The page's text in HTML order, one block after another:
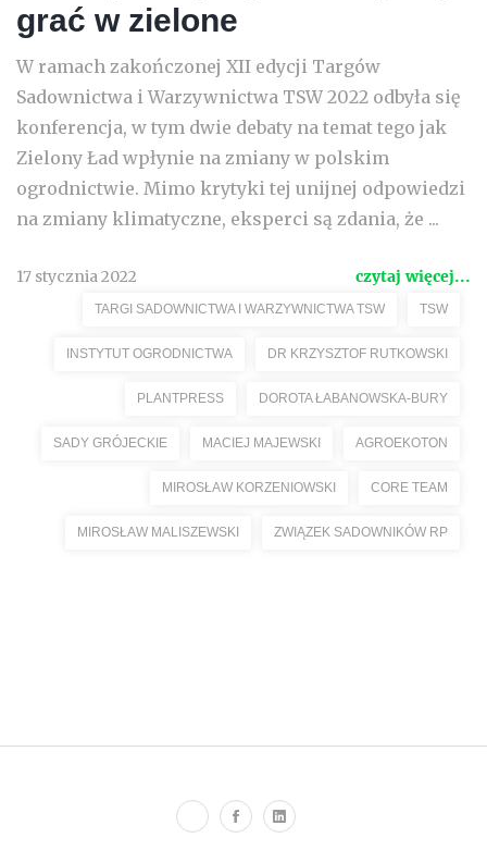
grać w zielone
W ramach zakończonej XII edycji Targów
Sadownictwa i Warzywnictwa TSW 2022 odbyła się
konferencja, w tym dwie debaty na temat tego jak
Zielony Ład wpłynie na zmiany w polskim
ogrodnictwie. Mimo krytyki tej unijnej odpowiedzi
na zmiany klimatyczne, eksperci są zdania, że ...
17 stycznia 2022 czytaj więcej...
TARGI SADOWNICTWA I WARZYWNICTWA TSW TSW
INSTYTUT OGRODNICTWA DR KRZYSZTOF RUTKOWSKI
PLANTPRESS DOROTA ŁABANOWSKA-BURY
SADY GRÓJECKIE MACIEJ MAJEWSKI AGROEKOTON
MIROSŁAW KORZENIOWSKI CORE TEAM
MIROSŁAW MALISZEWSKI ZWIĄZEK SADOWNIKÓW RP